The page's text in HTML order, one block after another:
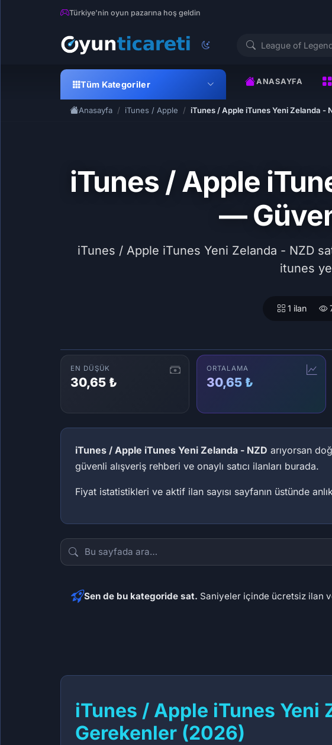
Türkiye'nin oyun pazarına hoş geldin
Tüm Kategoriler ANASAYFA
Anasayfa iTunes / Apple iTunes / Apple iTunes Yeni Zelanda -
iTunes / Apple
—
iTunes / Apple iTunes Yeni Zelanda - NZD
itunes
1 ilan
EN DÜŞÜK
30,65 ₺
ORTALAMA
30,65 ₺
iTunes / Apple iTunes Yeni Zelanda - NZD arıyorsan
güvenli alışveriş rehberi ve onaylı satıcı ilanları burada.
Fiyat istatistikleri ve aktif ilan sayısı sayfanın üstünde
Sen de bu kategoride sat. Saniyeler içinde ücretsiz ilan
iTunes / Apple iTunes Yeni
Gerekenler (2026)